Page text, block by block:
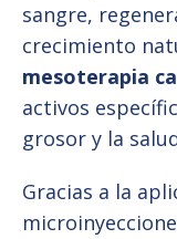
sangre,
crecimiento
mesoterapia
activos
grosor y la
Gracias a la